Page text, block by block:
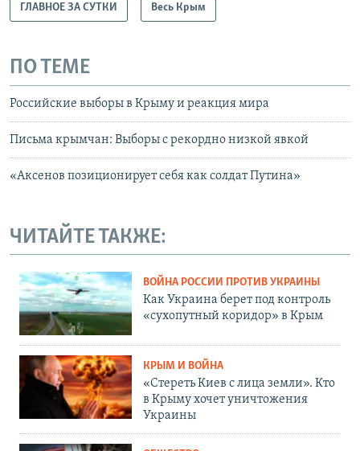
ГЛАВНОЕ ЗА СУТКИ Весь Крым
ПО ТЕМЕ
Российские выборы в Крыму и реакция мира
Письма крымчан: Выборы с рекордно низкой явкой
«Аксенов позиционирует себя как солдат Путина»
ЧИТАЙТЕ ТАКЖЕ:
ВОЙНА РОССИИ ПРОТИВ УКРАИНЫ
Как Украина берет под контроль
«сухопутный коридор» в Крым
КРЫМ И ВОЙНА
«Стереть Киев с лица земли». Кто
в Крыму хочет уничтожения
Украины